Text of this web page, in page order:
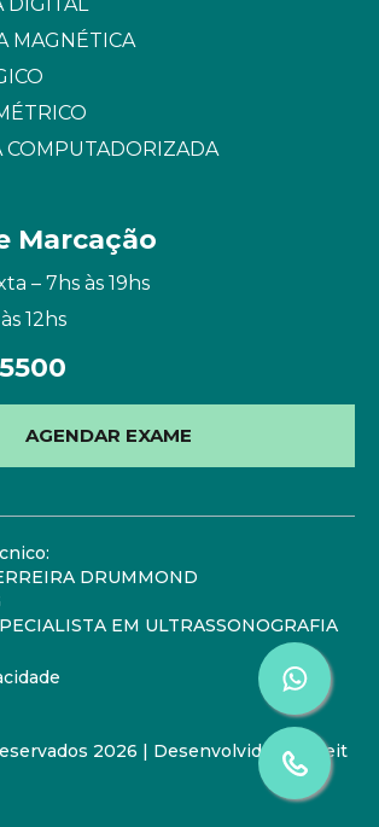
MAGNÉTICA
COMPUTADORIZADA
Marcação
– 7hs às 19hs
12hs
AGENDAR EXAME
DRUMMOND
EM ULTRASSONOGRAFIA
2026 | Desenvolvido por
Zeit